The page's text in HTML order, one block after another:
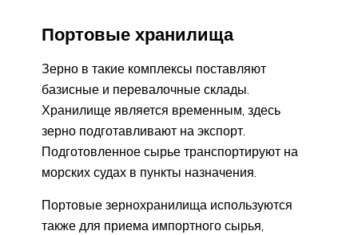
Портовые хранилища
Зерно в такие комплексы поставляют
базисные и перевалочные склады.
Хранилище является временным, здесь
зерно подготавливают на экспорт.
Подготовленное сырье транспортируют на
морских судах в пункты назначения.
Портовые зернохранилища используются
также для приема импортного сырья,